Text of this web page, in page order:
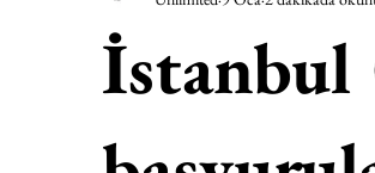
MÜZİK EGZERSİZLER
İstanbul